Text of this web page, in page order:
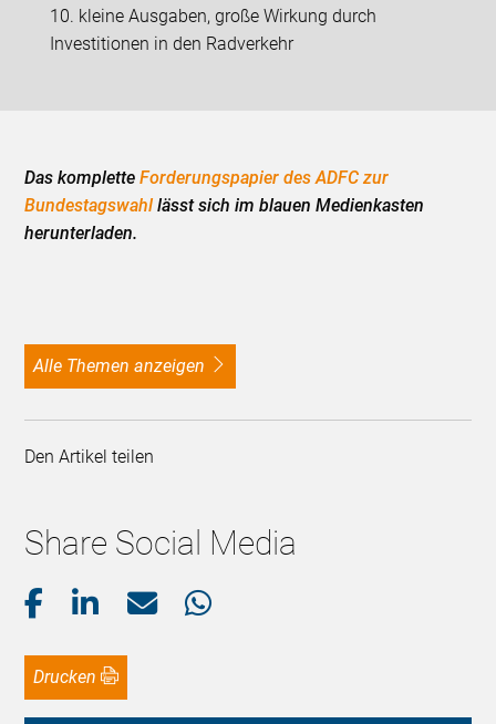
10. kleine Ausgaben, große Wirkung durch
Investitionen in den Radverkehr
Das kompletteForderungspapier des ADFC zur
Bundestagswahllässt sich im blauen Medienkasten
herunterladen.
alle Themen anzeigen
Den Artikel teilen
Share Social Media
Drucken